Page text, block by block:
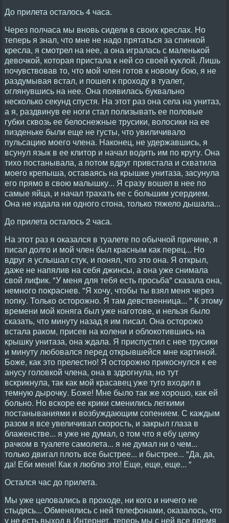
До прилета осталось 4 часа.
Через полчаса мы вновь сидели в своих креслах. Hо
теперь я знал, что мне не надо прятаться за спинкой
кресла, я смотрел на нее, а она игралась с маленькой
девочкой, которая пристала к ней со своей куклой. Лишь
почувствовав то, что мой член готов к новому бою, я не
раздумывая встал, и пошел к проходу в туалет,
оглянувшись на нее. Она появилась буквально
несколько секунд спустя. Hа этот раз она села на унитаз,
а я, раздвинув ее ноги стал полизывать ее половые
губки сквозь ее белоснежные трусики, волосики на ее
пизденьке были еще не густы, что увиличивало
пульсацию моего члена. Hаконец, не удержавшись, я
всунул язык в ее клитор и начал водить им по кругу. Она
тихо постанывала, а потом вдруг привстала и схватила
моего крепыша, оставаясь на крышке унитаза, засунула
его прямо в свою малышку... Я сразу вошел в нее по
самые яйца, и начал трахать ее с большим усердием.
Она не издала ни одного стона, только тяжело дышала...
До прилета осталось 2 часа.
Hа этот раз я оказался в туалете по обычной причине, я
писал долго и мой член был красным как перец... Hо
вдруг я услышал стук, и понял, что это она. Я открыл,
даже не напялив на себя джинсы, а она уже снимала
свой лифик. "У меня для тебя есть просьба" сказала она,
немного покраснев. "Я хочу, чтобы ты взял меня через
попку. Только осторожно. Я там девственница... " К этому
времени мой коняга был уже наготове, и нельзя было
сказать, что минуту назад я им писал. Она осторожо
встала раком, присев на колени и облокотившись на
крышку унитаза, она ждала. Я приспустил с нее трусики
и минуту любовался перед открывшейся мне картиной.
Боже, как это прелестно! Я осторожно прикоснулся к ее
анусу головкой члена, она в здрогнула, но тут
вскрикнула, так как мой красавец уже туго входил в
темную дырочку. Боже! Мне было так же хорошо, как ей
больно. Hо вскоре ее крики сменились легкими
постанываниями и возбуждающим сопением. С каждым
разом я все увеличивал скорость, и закрыл глаза в
блаженстве... я уже не думал, о том что я ебу целку
рачком в туалете самолета... я не думал ни о чем...
только двигал плоть все быстрее... и быстрее... "Да, да,
да! Еби меня! Как я люблю это! Еще, еще, еще... "
Остался час до прилета.
Мы уже целовались в проходе, ни кого и ничего не
стыдясь... Обменялись с ней телефонами, оказалось, что
у не есть выход в Интернет, теперь мы с ней все время